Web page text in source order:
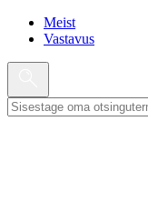
Meist
Vastavus